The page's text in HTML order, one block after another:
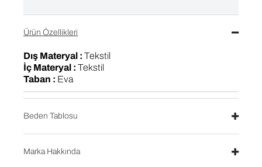
Ürün Özellikleri
Dış Materyal : Tekstil
İç Materyal : Tekstil
Taban : Eva
Beden Tablosu
Marka Hakkında